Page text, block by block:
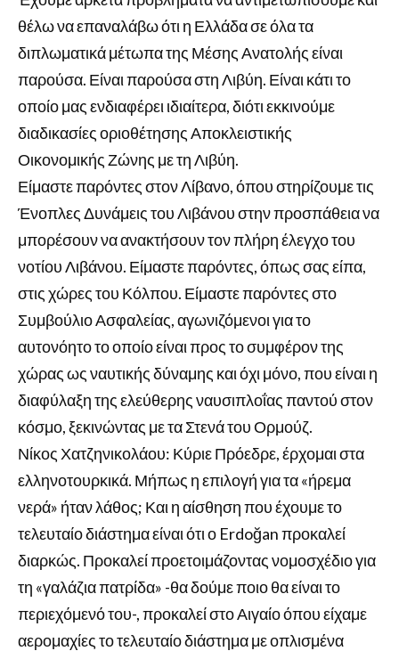
θέλω να επαναλάβω ότι η Ελλάδα σε όλα τα
διπλωματικά μέτωπα της Μέσης Ανατολής είναι
παρούσα. Είναι παρούσα στη Λιβύη. Είναι κάτι το
οποίο μας ενδιαφέρει ιδιαίτερα, διότι εκκινούμε
διαδικασίες οριοθέτησης Αποκλειστικής
Οικονομικής Ζώνης με τη Λιβύη.
Είμαστε παρόντες στον Λίβανο, όπου στηρίζουμε τις
Ένοπλες Δυνάμεις του Λιβάνου στην προσπάθεια να
μπορέσουν να ανακτήσουν τον πλήρη έλεγχο του
νοτίου Λιβάνου. Είμαστε παρόντες, όπως σας είπα,
στις χώρες του Κόλπου. Είμαστε παρόντες στο
Συμβούλιο Ασφαλείας, αγωνιζόμενοι για το
αυτονόητο το οποίο είναι προς το συμφέρον της
χώρας ως ναυτικής δύναμης και όχι μόνο, που είναι η
διαφύλαξη της ελεύθερης ναυσιπλοΐας παντού στον
κόσμο, ξεκινώντας με τα Στενά του Ορμούζ.
Νίκος Χατζηνικολάου: Κύριε Πρόεδρε, έρχομαι στα
ελληνοτουρκικά. Μήπως η επιλογή για τα «ήρεμα
νερά» ήταν λάθος; Και η αίσθηση που έχουμε το
τελευταίο διάστημα είναι ότι ο Erdoğan προκαλεί
διαρκώς. Προκαλεί προετοιμάζοντας νομοσχέδιο για
τη «γαλάζια πατρίδα» -θα δούμε ποιο θα είναι το
περιεχόμενό του-, προκαλεί στο Αιγαίο όπου είχαμε
αερομαχίες το τελευταίο διάστημα με οπλισμένα